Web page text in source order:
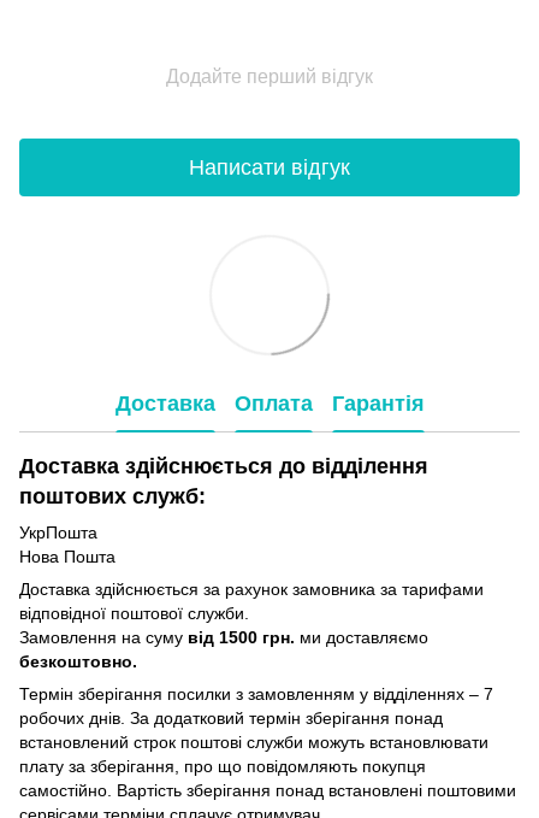
Додайте перший відгук
Написати відгук
Доставка Оплата Гарантія
Доставка здійснюється до відділення
поштових служб:
УкрПошта
Нова Пошта
Доставка здійснюється за рахунок замовника за тарифами
відповідної поштової служби.
Замовлення на суму від 1500 грн. ми доставляємо
безкоштовно.
Термін зберігання посилки з замовленням у відділеннях – 7
робочих днів. За додатковий термін зберігання понад
встановлений строк поштові служби можуть встановлювати
плату за зберігання, про що повідомляють покупця
самостійно. Вартість зберігання понад вcтановлені поштовими